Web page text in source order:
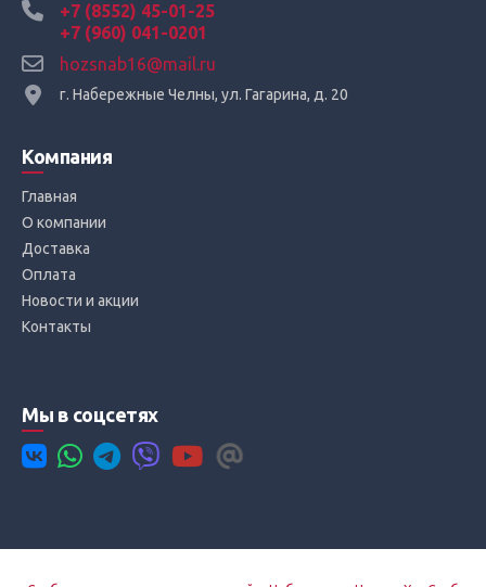
+7 (8552) 45-01-25
+7 (960) 041-0201
hozsnab16@mail.ru
г. Набережные Челны, ул. Гагарина, д. 20
Компания
Главная
О компании
Доставка
Оплата
Новости и акции
Контакты
Мы в соцсетях